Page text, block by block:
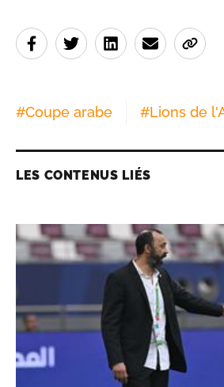
#Coupe arabe #Lions de
LES CONTENUS LIÉS